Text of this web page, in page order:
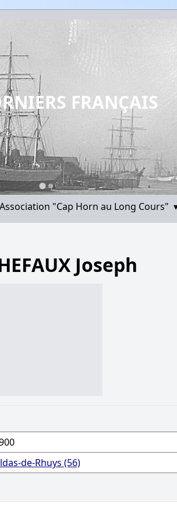
FRANÇAIS
Association "Cap Horn au Long Cours"
Joseph
de-Rhuys (56)